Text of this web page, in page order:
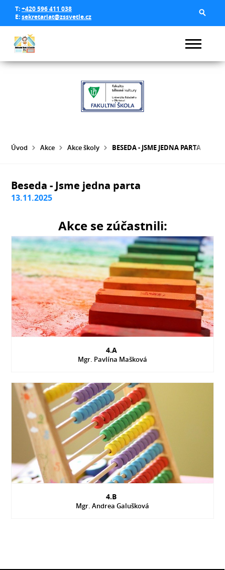
T:+420 596 411 038
E:sekretariat@zssvetle.cz
Úvod Akce Akce školy BESEDA - JSME JEDNA PARTA
Beseda - Jsme jedna parta
13.11.2025
Akce se zúčastnili:
4.A
Mgr. Pavlína Mašková
4.B
Mgr. Andrea Galušková